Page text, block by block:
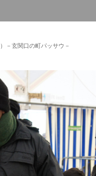
－玄関口の町パッサウ－